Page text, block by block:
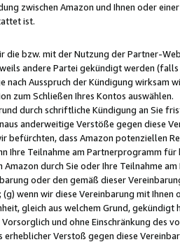
zwischen Amazon und Ihnen oder
ist.
bzw. mit der Nutzung der Partner-
andere Partei gekündigt werden
Ausspruch der Kündigung wirksam
zum Schließen Ihres Kontos auswählen.
durch schriftliche Kündigung an Sie
anderweitige Verstöße gegen diese
befürchten, dass Amazon potenziellen
Ihre Teilnahme am Partnerprogramm
Amazon durch Sie oder Ihre Teilnahme
oder den gemäß dieser
wenn wir diese Vereinbarung mit Ihnen
gleich aus welchem Grund,
und ohne Einschränkung des
Verstoß gegen diese